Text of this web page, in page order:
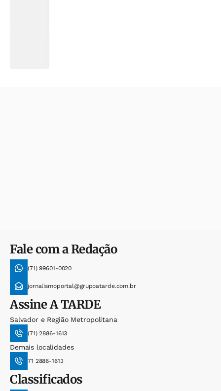
Fale com a Redação
(71) 99601-0020
jornalismoportal@grupoatarde.com.br
AssineA TARDE
Salvador e Região Metropolitana
(71) 2886-1613
Demais localidades
71 2886-1613
Classificados